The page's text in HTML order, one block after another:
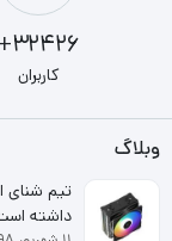
32426+
کاربران
وبلاگ
تیم شنای
داشته